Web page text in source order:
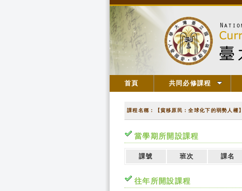
首頁 共同必修課程
課程名稱：【貧移原民：全球化下的弱勢人權】
當學期所開設課程
課號 班次 課名
往年所開設課程